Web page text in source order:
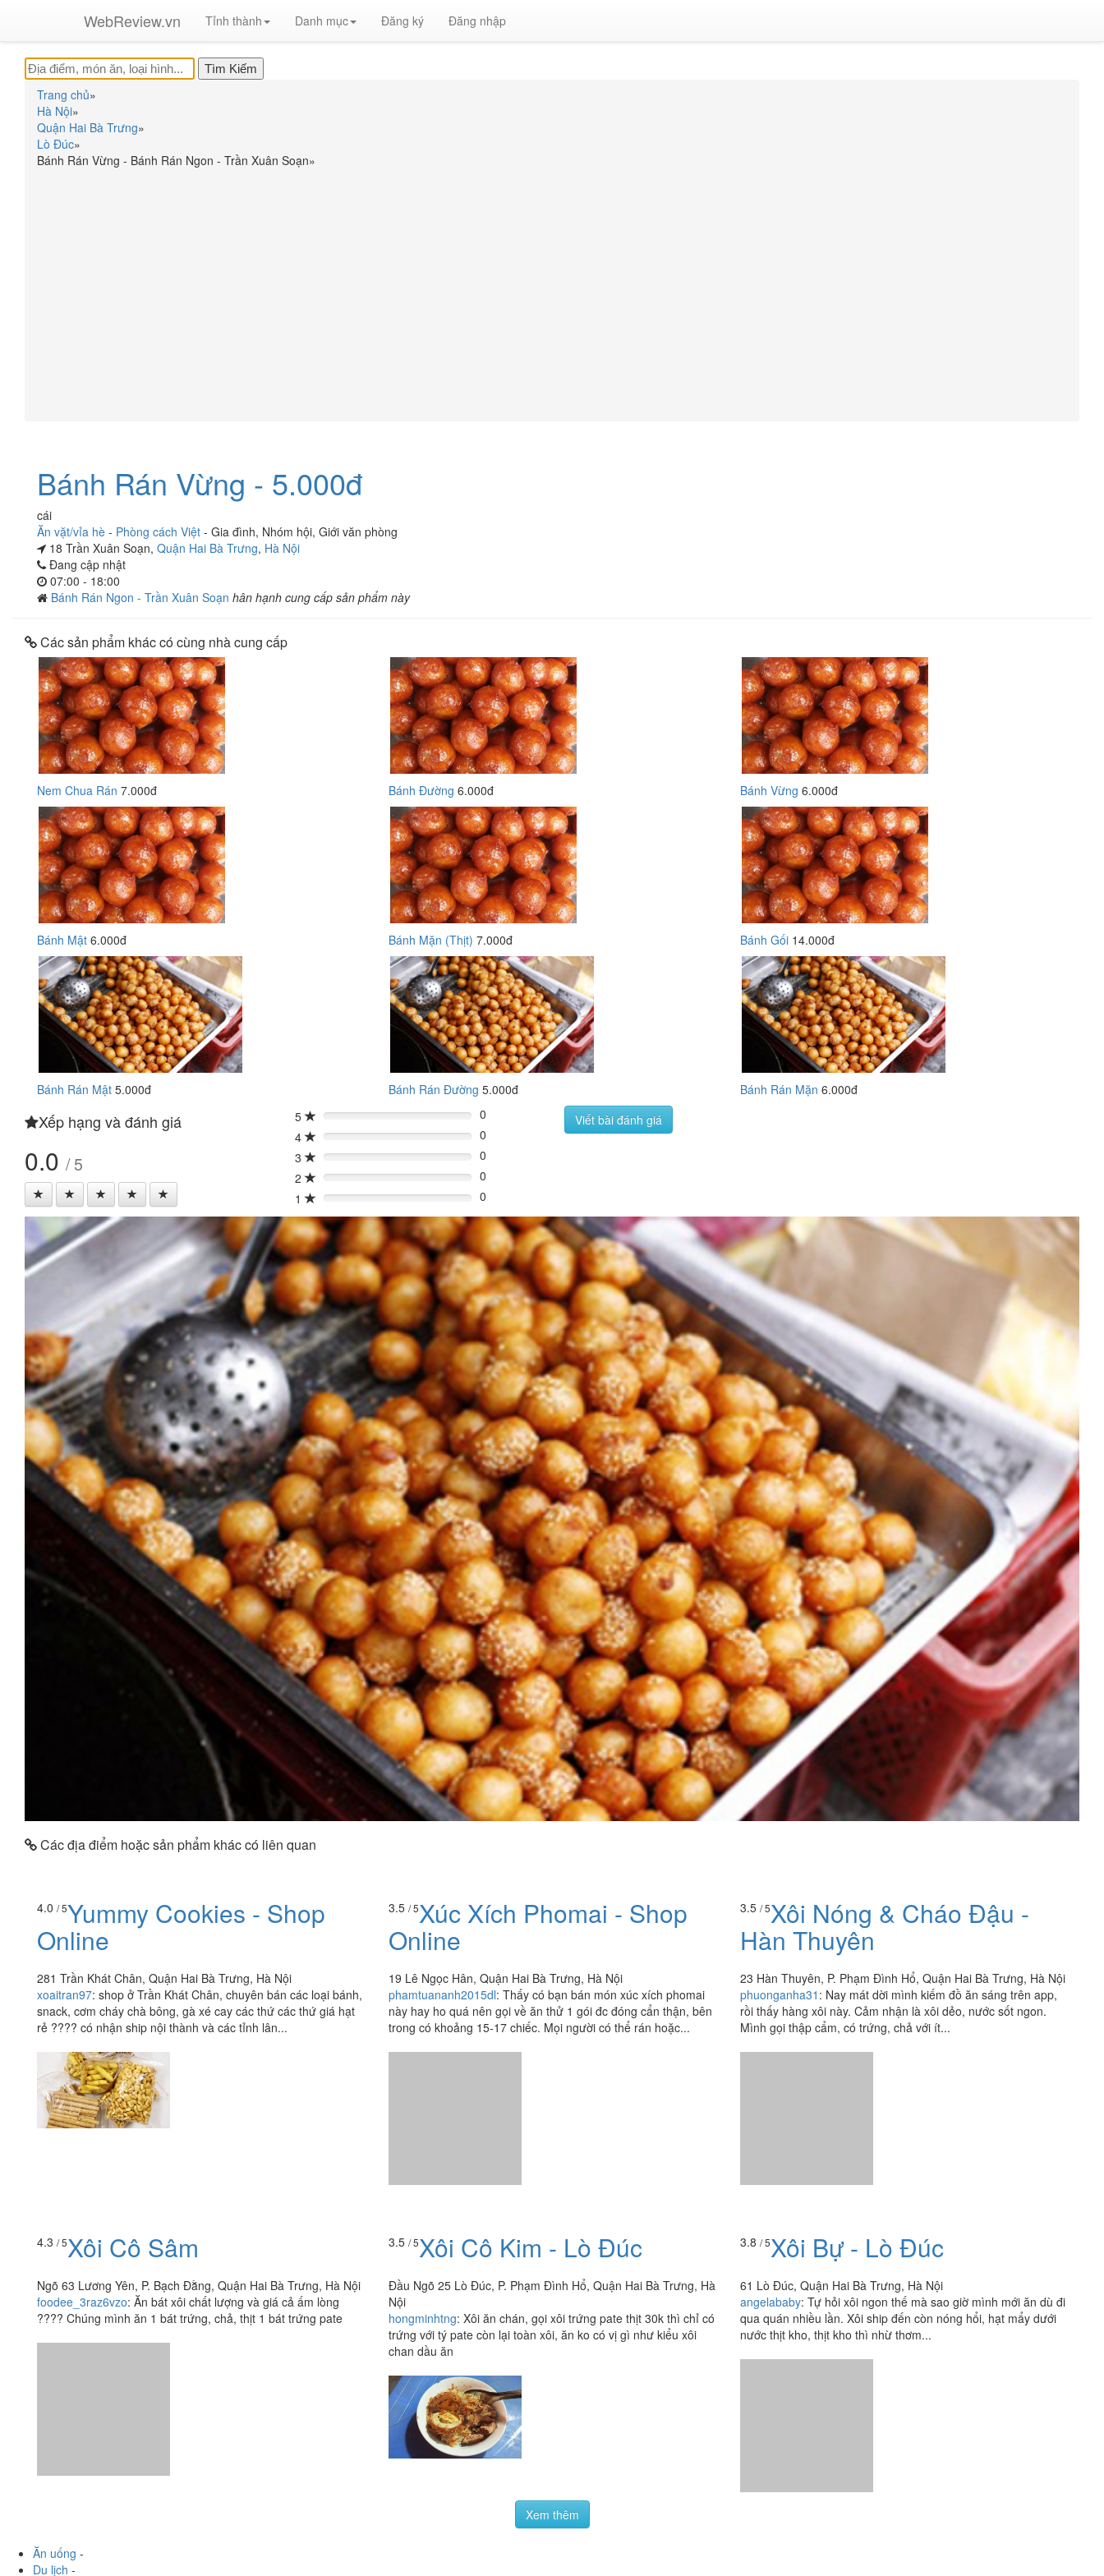
WebReview.vn Tỉnh thành Danh mục Đăng ký Đăng nhập
Trang chủ»
Hà Nội»
Quận Hai Bà Trưng»
Lò Đúc»
Bánh Rán Vừng - Bánh Rán Ngon - Trần Xuân Soạn»
Bánh Rán Vừng - 5.000đ
cái
Ăn vặt/vỉa hè - Phòng cách Việt - Gia đình, Nhóm hội, Giới văn phòng
18 Trần Xuân Soạn, Quận Hai Bà Trưng, Hà Nội
Đang cập nhật
07:00 - 18:00
Bánh Rán Ngon - Trần Xuân Soạn hân hạnh cung cấp sản phẩm này
Các sản phẩm khác có cùng nhà cung cấp
Nem Chua Rán 7.000đ Bánh Đường 6.000đ Bánh Vừng 6.000đ
Bánh Mật 6.000đ Bánh Mặn (Thịt) 7.000đ Bánh Gối 14.000đ
Bánh Rán Mật 5.000đ Bánh Rán Đường 5.000đ Bánh Rán Mặn 6.000đ
Xếp hạng và đánh giá
0.0 / 5
5 0%
0
4
0%
0
3
0%
0
2
0%
0
1
0% 0
Viết bài đánh giá
Các địa điểm hoặc sản phẩm khác có liên quan
4.0 / 5Yummy Cookies - Shop
Online
281 Trần Khát Chân, Quận Hai Bà Trưng, Hà Nội
xoaitran97: shop ở Trần Khát Chân, chuyên bán các loại bánh,
snack, cơm cháy chà bông, gà xé cay các thứ các thứ giá hạt
rẻ ???? có nhận ship nội thành và các tỉnh lân...
3.5 / 5Xúc Xích Phomai - Shop
Online
19 Lê Ngọc Hân, Quận Hai Bà Trưng, Hà Nội
phamtuananh2015dl: Thấy có bạn bán món xúc xích phomai
này hay ho quá nên gọi về ăn thử 1 gói đc đóng cẩn thận, bên
trong có khoảng 15-17 chiếc. Mọi người có thể rán hoặc...
3.5 / 5Xôi Nóng & Cháo Đậu -
Hàn Thuyên
23 Hàn Thuyên, P. Phạm Đình Hổ, Quận Hai Bà Trưng, Hà Nội
phuonganha31 : Nay mát dời mình kiếm đồ ăn sáng trên app,
rồi thấy hàng xôi này. Cảm nhận là xôi dẻo, nước sốt ngon.
Mình gọi thập cẩm, có trứng, chả với ít...
foodee_3raz6vzo:Ăn bát xôi chất lượng và giá cả ấm lòng
???? Chúng mình ăn 1 bát trứng, chả, thịt 1 bát trứng pate
3.5/ 5Xôi Cô Kim - Lò Đúc
Nội
hongminhtng
Xôi ăn chán, gọi xôi trứng pate thịt 30k thì chỉ có
trứng với tý pate còn lại toàn xôi, ăn ko có vị gì như kiểu xôi
chan dầu ăn
3.8/ 5Xôi Bự - Lò Đúc
angelababy: Tự hỏi xôi ngon thế mà sao giờ mình mới ăn dù đi
qua quán nhiều lần. Xôi ship đến còn nóng hổi, hạt mẩy dưới
nước thịt kho, thịt kho thì nhừ thơm...
Làm đẹp
Vui chơi-